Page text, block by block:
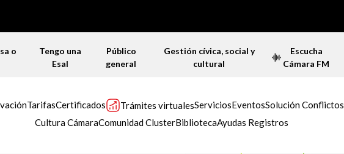
o
Tengo una
Esal
Público
general
Gestión cívica, social y
cultural
Escucha
Cámara FM
TarifasCertificados Trámites virtualesServiciosEventosSolución Conflictos
Cultura CámaraComunidad ClusterBibliotecaAyudas Registros